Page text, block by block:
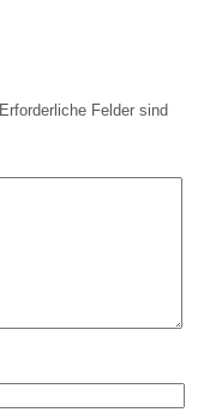
Erforderliche Felder sind